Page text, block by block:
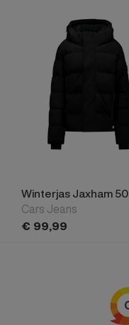
Winterjas Jaxham
Cars Jeans
€ 99,99